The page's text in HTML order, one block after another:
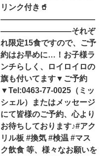
リンク付き🥤
————————————
—————————それぞ
れ限定15食ですので、ご予
約はお早めに…！お子様ラ
ンチらしく、ロイロイロの
旗も付いてます▼ご予約
▼Tel:0463-77-0025（ミッ
シェル）またはメッセージ
にて皆様のご予約、心より
お待ちしております♪#アク
リル板 #換気 #検温 #マス
ク飲食 等、様々なお願いを